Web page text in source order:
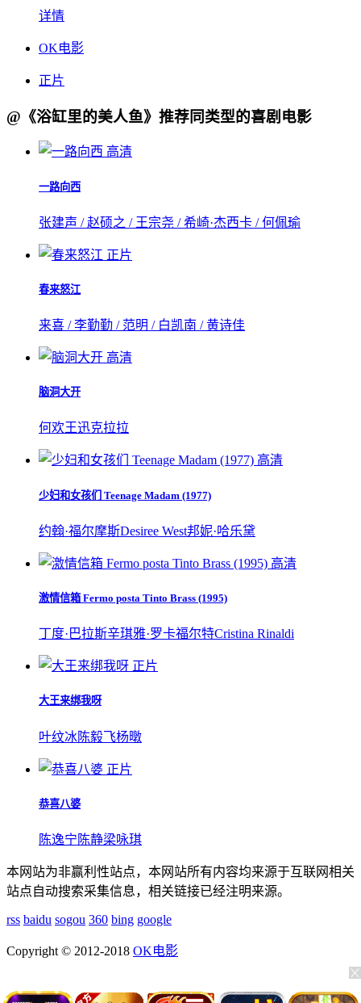
详情
OK电影
正片
@《浴缸里的美人鱼》推荐同类型的喜剧电影
高清
一路向西
张建声 / 赵硕之 / 王宗尧 / 希崎·杰西卡 / 何佩瑜
正片
春来怒江
来喜 / 李勤勤 / 范明 / 白凯南 / 黄诗佳
高清
脑洞大开
何欢王迅克拉拉
高清
少妇和女孩们 Teenage Madam (1977)
约翰·福尔摩斯Desiree West邦妮·哈乐黛
高清
激情信箱 Fermo posta Tinto Brass (1995)
丁度·巴拉斯辛琪雅·罗卡福尔特Cristina Rinaldi
正片
大王来绑我呀
叶纹冰陈毅飞杨暾
正片
恭喜八婆
陈逸宁 陈静梁咏琪
本网站为非赢利性站点，本网站所有内容均来源于互联网相关
站点自动搜索采集信息，相关链接已经注明来源。
rss baidu sogou 360 bing google
Copyright © 2012-2018 OK电影